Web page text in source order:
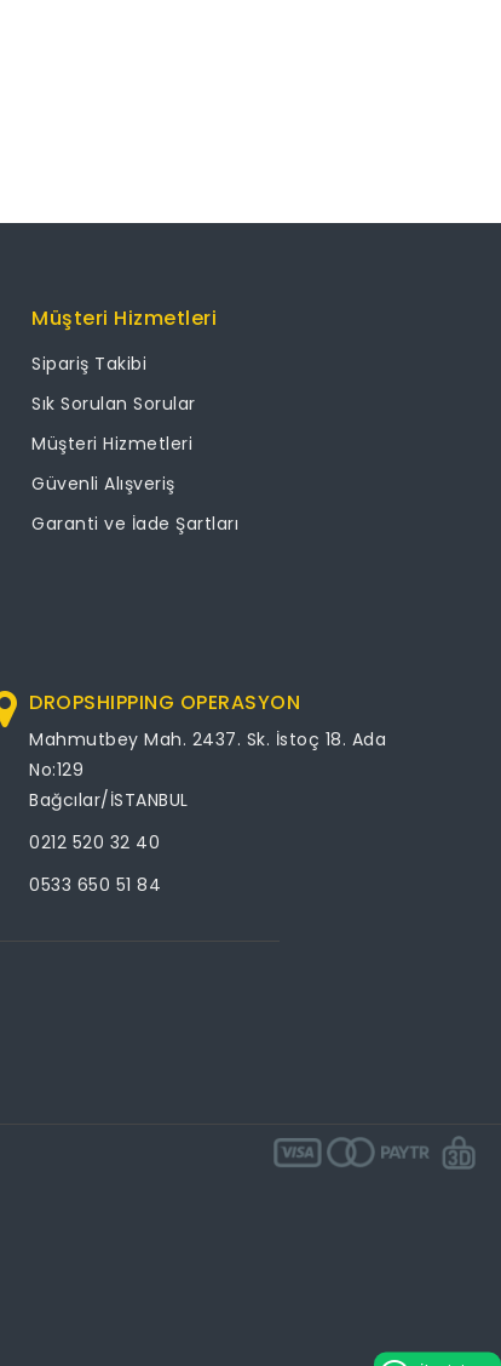
Müşteri Hizmetleri
Sipariş Takibi
Sık Sorulan Sorular
Müşteri Hizmetleri
Güvenli Alışveriş
Garanti ve İade Şartları
DROPSHIPPING OPERASYON
Mahmutbey Mah. 2437. Sk. İstoç 18. Ada
No:129
Bağcılar/İSTANBUL
0212 520 32 40
0533 650 51 84